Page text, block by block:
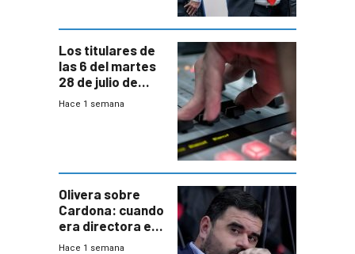
Los titulares de
las 6 del martes
28 de julio de
2026
Hace 1 semana
Olivera sobre
Cardona: cuando
era directora en
UTE “no era muy
Hace 1 semana